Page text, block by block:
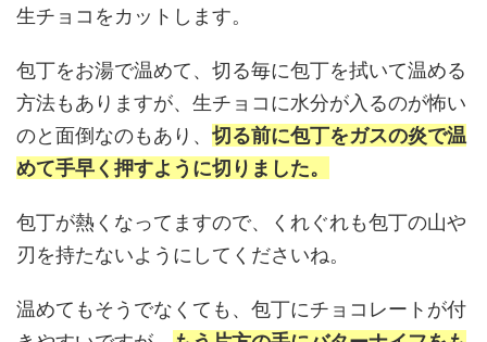
生チョコをカットします。
包丁をお湯で温めて、切る毎に包丁を拭いて温める
方法もありますが、生チョコに水分が入るのが怖い
のと面倒なのもあり、 切る前に包丁をガスの炎で温
めて手早く押すように切りました。
包丁が熱くなってますので、くれぐれも包丁の山や
刃を持たないようにしてくださいね。
温めてもそうでなくても、包丁にチョコレートが付